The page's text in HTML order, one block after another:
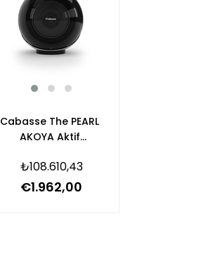
Cabasse The PEARL
AKOYA Aktif
Fiyatıdır
₺108.610,43
€1.962,00